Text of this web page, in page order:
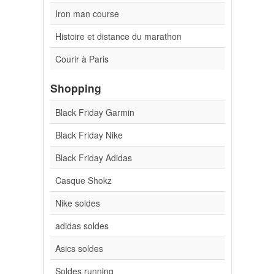
Iron man course
Histoire et distance du marathon
Courir à Paris
Shopping
Black Friday Garmin
Black Friday Nike
Black Friday Adidas
Casque Shokz
Nike soldes
adidas soldes
Asics soldes
Soldes running